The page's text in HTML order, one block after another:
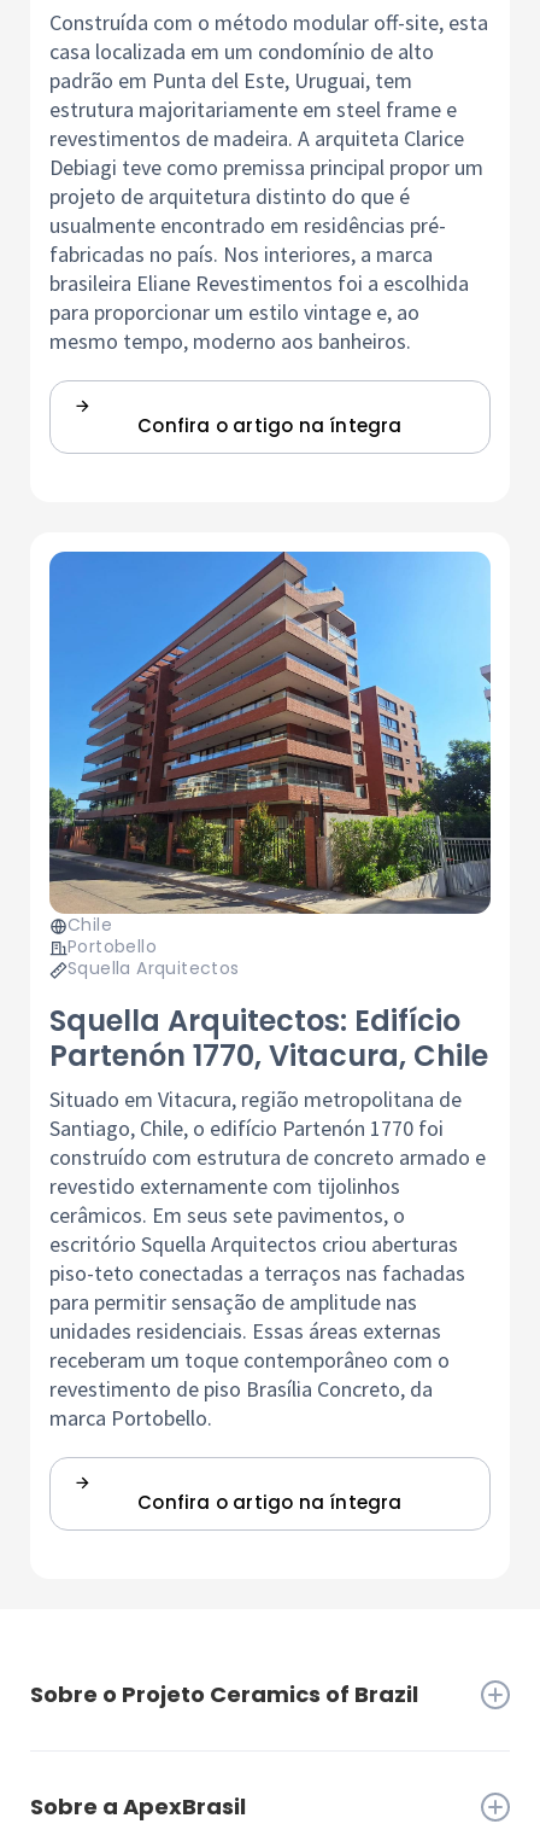
Construída com o método modular off-site, esta
casa localizada em um condomínio de alto
padrão em Punta del Este, Uruguai, tem
estrutura majoritariamente em steel frame e
revestimentos de madeira. A arquiteta Clarice
Debiagi teve como premissa principal propor um
projeto de arquitetura distinto do que é
usualmente encontrado em residências pré-
fabricadas no país. Nos interiores, a marca
brasileira Eliane Revestimentos foi a escolhida
para proporcionar um estilo vintage e, ao
mesmo tempo, moderno aos banheiros.
Confira o artigo na íntegra
Chile
Portobello
Squella Arquitectos
Squella Arquitectos: Edifício
Partenón 1770, Vitacura, Chile
Situado em Vitacura, região metropolitana de
Santiago, Chile, o edifício Partenón 1770 foi
construído com estrutura de concreto armado e
revestido externamente com tijolinhos
cerâmicos. Em seus sete pavimentos, o
escritório Squella Arquitectos criou aberturas
piso-teto conectadas a terraços nas fachadas
para permitir sensação de amplitude nas
unidades residenciais. Essas áreas externas
receberam um toque contemporâneo com o
revestimento de piso Brasília Concreto, da
marca Portobello.
Confira o artigo na íntegra
Sobre o Projeto Ceramics of Brazil
promovido pela Anfacer (Associação Nacional dos
Sobre a ApexBrasil